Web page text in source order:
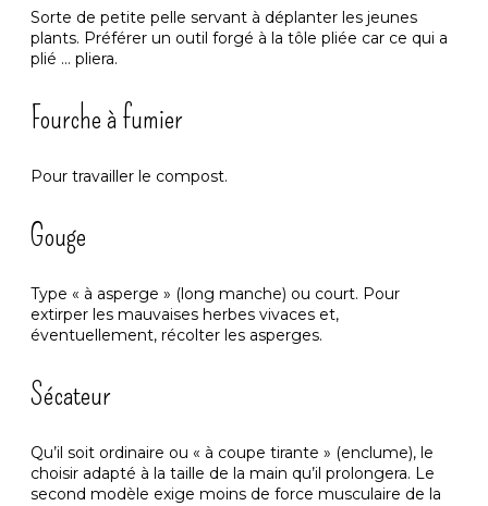
Sorte de petite pelle servant à déplanter les jeunes
plants. Préférer un outil forgé à la tôle pliée car ce qui a
plié … pliera.
Fourche à fumier
Pour travailler le compost.
Gouge
Type « à asperge » (long manche) ou court. Pour
extirper les mauvaises herbes vivaces et,
éventuellement, récolter les asperges.
Sécateur
Qu’il soit ordinaire ou « à coupe tirante » (enclume), le
choisir adapté à la taille de la main qu’il prolongera. Le
second modèle exige moins de force musculaire de la